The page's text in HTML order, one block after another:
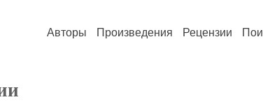
Авторы Произведения Рецензии